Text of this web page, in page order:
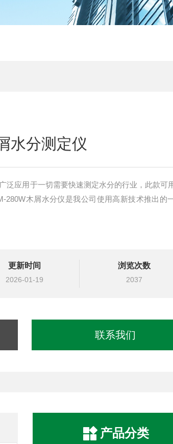
水分测定仪
泛应用于一切需要快速测定水分的行业，此款可
280W木屑水分仪是我公司使用高新技术推出的
更新时间
2026-01-19
浏览次数
2037
联系我们
产品分类